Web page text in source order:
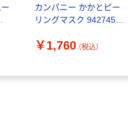
カンパニー かかとピー
リングマスク 942745 1
￥1,760 （税込）